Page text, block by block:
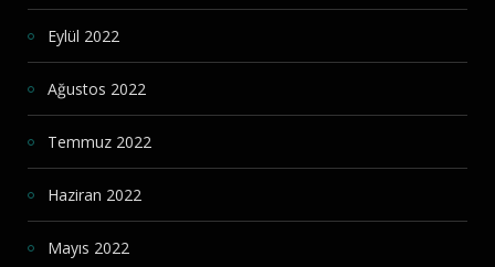
Eylül 2022
Ağustos 2022
Temmuz 2022
Haziran 2022
Mayıs 2022